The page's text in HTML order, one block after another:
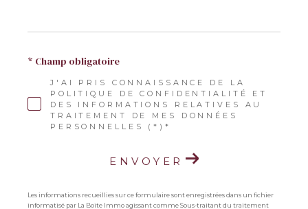
J'AI PRIS CONNAISSANCE DE LA
POLITIQUE DE CONFIDENTIALITÉ ET
DES INFORMATIONS RELATIVES AU
TRAITEMENT DE MES DONNÉES
PERSONNELLES (*)*
* Champ obligatoire
ENVOYER
Les informations recueillies sur ce formulaire sont enregistrées dans un fichier
informatisé par La Boite Immo agissant comme Sous-traitant du traitement